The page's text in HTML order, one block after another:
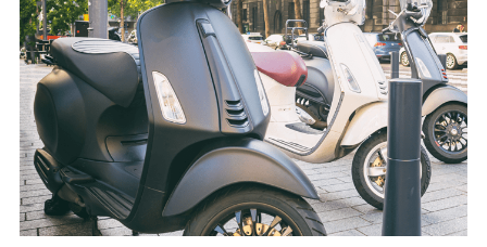
用履歴インターネット利用時の行動に関する情報、アプリケ
ーション利用時の行動に関する情報、購入されたサービスや
商品の名称・購入場所・決済に関する情報、アンケートの回
答に関する情報などが含まれます。
保険関連サービス情報
当社又は株式会社NTTドコモが提供する保険関連サービスに
関して取得し、又は保有する情報。例として、見積請求受付
時、資料請求受付時又はユーザー登録受付時に提供いただい
た情報（氏名、住所、生年月日、性別、保険契約者と被保険
者の関係、保険加入の目的、保険商品の内容、保険料、保険
料のお支払方法、車のメーカーや走行距離などの情報、建物
の構造や築年数などの情報、ペットの種類や年齢など）及び